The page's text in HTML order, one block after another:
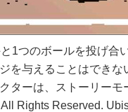
1つのボールを投げ
を与えることはでき
ターは、ストーリー
Rights Reserved.